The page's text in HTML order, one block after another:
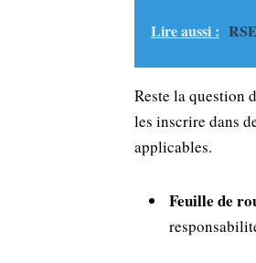
Lire aussi :
Reste la question
les inscrire dans
applicables.
Feuille de